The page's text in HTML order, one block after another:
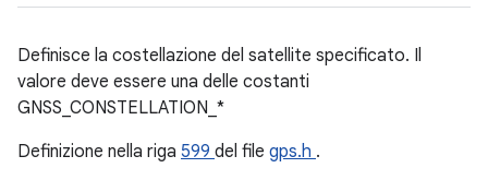
Definisce la costellazione del satellite specificato. Il
valore deve essere una delle costanti
GNSS_CONSTELLATION_*
Definizione nella riga 599 del file gps.h .